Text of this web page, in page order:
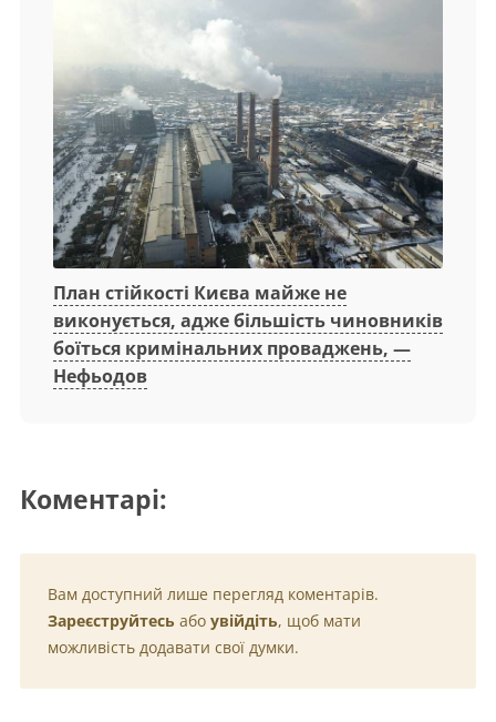
План стійкості Києва майже не
виконується, адже більшість чиновників
боїться кримінальних проваджень, —
Нефьодов
Коментарі:
Вам доступний лише перегляд коментарів.
Зареєструйтесь або увійдіть, щоб мати
можливість додавати свої думки.